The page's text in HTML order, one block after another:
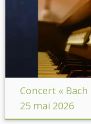
Concert «
25 mai 2026